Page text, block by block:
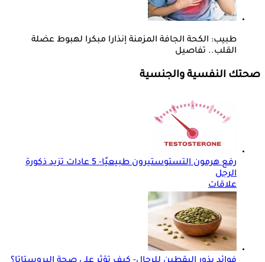
طبيب: الكحة الجافة المزمنة إنذارا مبكرا لهبوط عضلة
القلب.. تفاصيل
صحتك النفسية والجنسية
رفع هرمون التستوستيرون طبيعيًا- 5 عادات تزيد ذكورة
الرجل
علاقات